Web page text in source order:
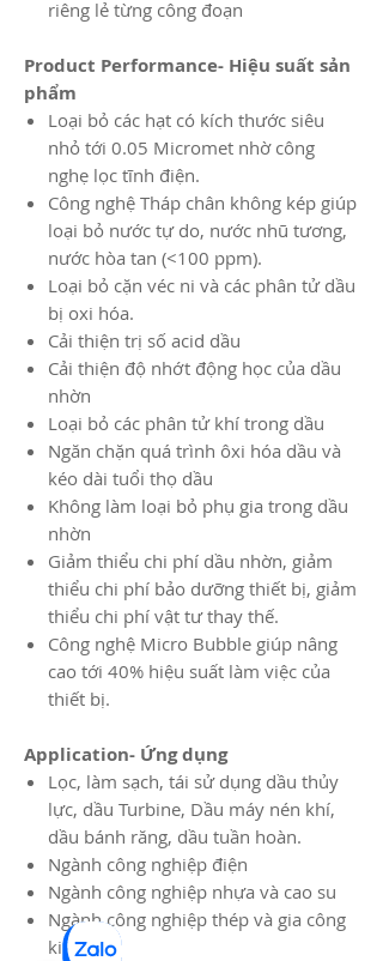
riêng lẻ từng công đoạn
Product Performance- Hiệu suất sản
phẩm
Loại bỏ các hạt có kích thước siêu
nhỏ tới 0.05 Micromet nhờ công
nghẹ lọc tĩnh điện.​
Công nghệ Tháp chân không kép giúp
loại bỏ nước tự do, nước nhũ tương,
nước hòa tan (<100 ppm).
Loại bỏ cặn véc ni và các phân tử dầu
bị oxi hóa.
Cải thiện trị số acid dầu
Cải thiện độ nhớt động học của dầu
nhờn
Loại bỏ các phân tử khí trong dầu
Ngăn chặn quá trình ôxi hóa dầu và
kéo dài tuổi thọ dầu
Không làm loại bỏ phụ gia trong dầu
nhờn
Giảm thiểu chi phí dầu nhờn, giảm
thiểu chi phí bảo dưỡng thiết bị, giảm
thiểu chi phí vật tư thay thế.
Công nghệ Micro Bubble giúp nâng
cao tới 40% hiệu suất làm việc của
thiết bị.
Application- Ứng dụng
Lọc, làm sạch, tái sử dụng dầu thủy
lực, dầu Turbine, Dầu máy nén khí,
dầu bánh răng, dầu tuần hoàn.​
Ngành công nghiệp điện
Ngành công nghiệp nhựa và cao su
Ngành công nghiệp thép và gia công
kim loại